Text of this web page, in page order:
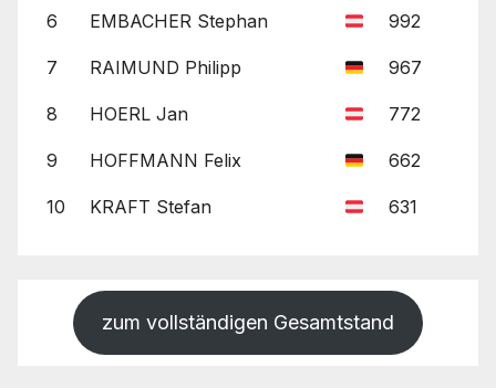
6 EMBACHER Stephan 992
7 RAIMUND Philipp 967
8 HOERL Jan 772
9 HOFFMANN Felix 662
10 KRAFT Stefan 631
zum vollständigen Gesamtstand